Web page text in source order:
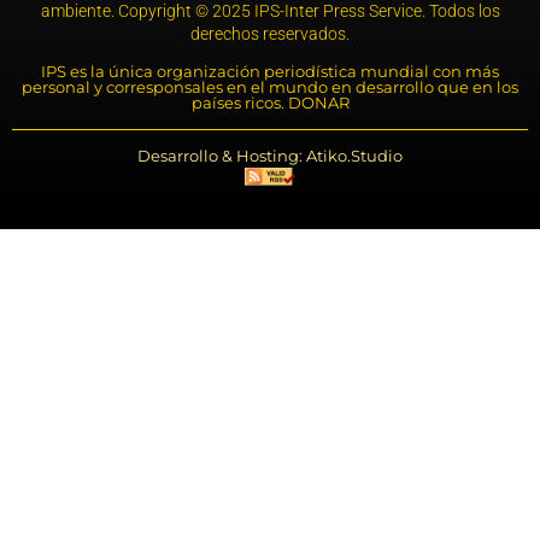
ambiente. Copyright © 2025 IPS-Inter Press Service. Todos los
derechos reservados.
IPS es la única organización periodística mundial con más
personal y corresponsales en el mundo en desarrollo que en los
países ricos. DONAR
Desarrollo & Hosting: Atiko.Studio